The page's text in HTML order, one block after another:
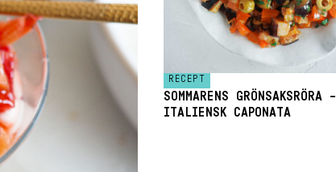
RECEPT
SOMMARENS GRÖNSAKSRÖRA –
ITALIENSK CAPONATA